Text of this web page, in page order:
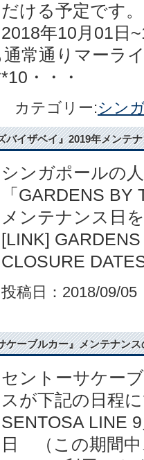
だける予定です
2018年10月01日
常通りマーラ
・・・
カテゴリー:シン
バイザベイ』2019年メンテ
シンガポールの
「GARDENS
メンテナンス日
[LINK]
CLOSURE
投稿日：2018/09/
ケーブルカー』メンテナン
セントーサケー
スが下記の日程
SENTOSA
日 （この期間中